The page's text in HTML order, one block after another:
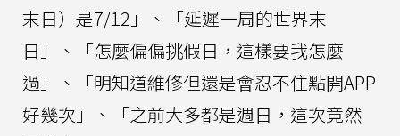
末日）是7/12」、「延遲一周的世界末
日」、「怎麼偏偏挑假日，這樣要我怎麼
過」、「明知道維修但還是會忍不住點開APP
好幾次」、「之前大多都是週日，這次竟然